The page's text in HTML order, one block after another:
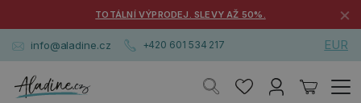
TOTÁLNÍ VÝPRODEJ. SLEVY AŽ 50%. ×
info@aladine.cz +420 601 534 217 EUR